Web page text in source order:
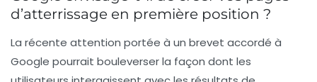
d’atterrissage en première position ?
La récente attention portée à un brevet accordé à
Google pourrait bouleverser la façon dont les